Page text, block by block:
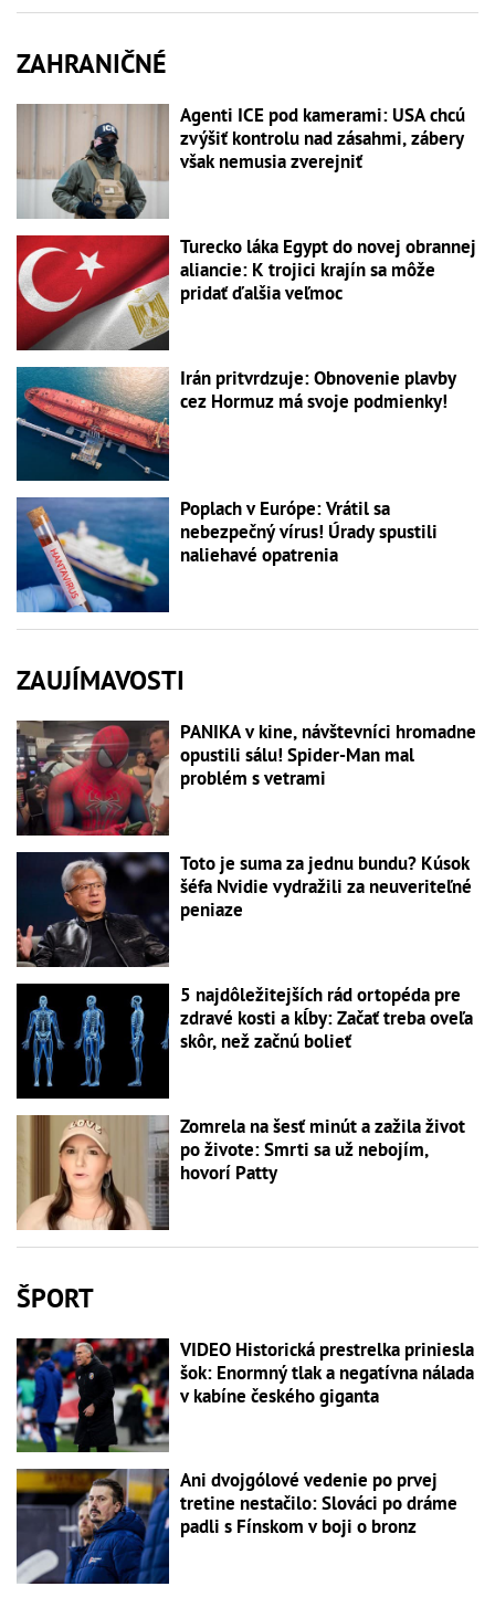
ZAHRANIČNÉ
Agenti ICE pod kamerami: USA chcú
zvýšiť kontrolu nad zásahmi, zábery
však nemusia zverejniť
Turecko láka Egypt do novej obrannej
aliancie: K trojici krajín sa môže
pridať ďalšia veľmoc
Irán pritvrdzuje: Obnovenie plavby
cez Hormuz má svoje podmienky!
Poplach v Európe: Vrátil sa
nebezpečný vírus! Úrady spustili
naliehavé opatrenia
ZAUJÍMAVOSTI
PANIKA v kine, návštevníci hromadne
opustili sálu! Spider-Man mal
problém s vetrami
Toto je suma za jednu bundu? Kúsok
šéfa Nvidie vydražili za neuveriteľné
peniaze
5 najdôležitejších rád ortopéda pre
zdravé kosti a kĺby: Začať treba oveľa
skôr, než začnú bolieť
Zomrela na šesť minút a zažila život
po živote: Smrti sa už nebojím,
hovorí Patty
ŠPORT
VIDEO Historická prestrelka priniesla
šok: Enormný tlak a negatívna nálada
v kabíne českého giganta
Ani dvojgólové vedenie po prvej
tretine nestačilo: Slováci po dráme
padli s Fínskom v boji o bronz